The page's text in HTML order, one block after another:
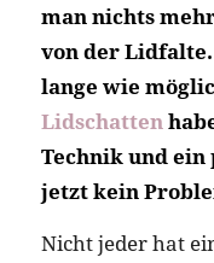
man nichts
von der
lange wie
Lidschatten
Technik und ein
jetzt kein
Nicht jeder hat